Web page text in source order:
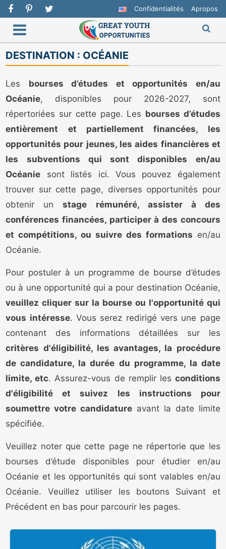
Confidentialités Apropos
DESTINATION : OCÉANIE
Les bourses d’études et opportunités en/au
Océanie, disponibles pour 2026-2027, sont
répertoriées sur cette page. Les bourses d’études
entièrement et partiellement financées, les
opportunités pour jeunes, les aides financières et
les subventions qui sont disponibles en/au
Océanie sont listés ici. Vous pouvez également
trouver sur cette page, diverses opportunités pour
obtenir unstage rémunéré, assister à des
conférences financées, participer à des concours
et compétitions, ou suivre des formations en/au
Océanie.
Pour postuler à un programme de bourse d’études
ou à une opportunité qui a pour destination Océanie,
veuillez cliquer sur la bourse ou l'opportunité qui
vous intéresse. Vous serez redirigé vers une page
contenant des informations détaillées sur les
critères d'éligibilité, les avantages, la procédure
de candidature, la durée du programme, la date
limite, etc. Assurez-vous de remplir les conditions
d'éligibilité et suivez les instructions pour
soumettre votre candidature avant la date limite
spécifiée.
Veuillez noter que cette page ne répertorie que les
bourses d’étude disponibles pour étudier en/au
Océanie et les opportunités qui sont valables en/au
Océanie. Veuillez utiliser les boutons Suivant et
Précédent en bas pour parcourir les pages.